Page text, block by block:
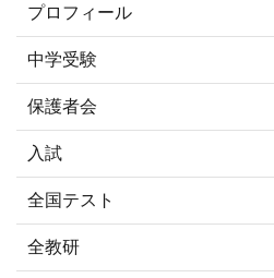
プロフィール
中学受験
保護者会
入試
全国テスト
全教研